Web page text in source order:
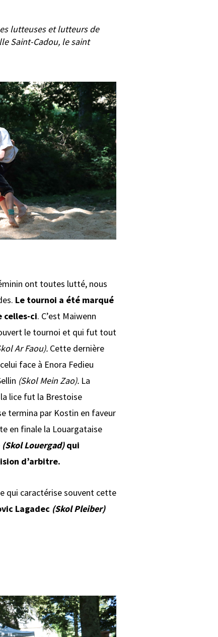
lutteuses et lutteurs de
Saint-Cadou, le saint
ont toutes lutté, nous
Le tournoi a été marqué
celles-ci. C’est Maiwenn
le tournoi et qui fut tout
Ar Faou). Cette dernière
face à Enora Fedieu
(Skol Mein Zao). La
lice fut la Brestoise
termina par Kostin en faveur
en finale la Louargataise
(Skol Louergad)qui
d’arbitre.
qui caractérise souvent cette
Lagadec (Skol Pleiber)